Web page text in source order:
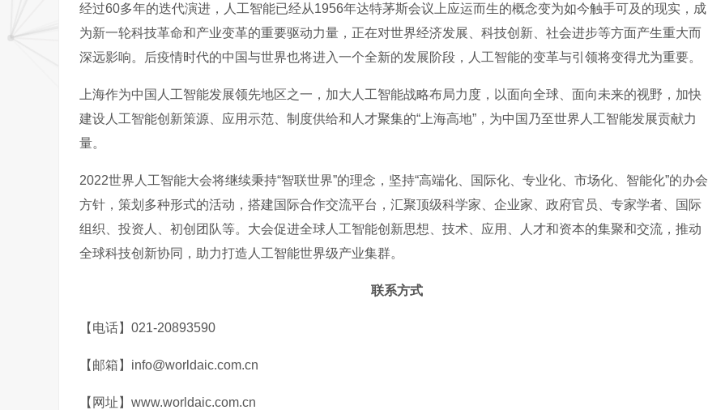
经过60多年的迭代演进，人工智能已经从1956年达特茅斯会议上应运而生的概念变为如今触手可及的现实，成
为新一轮科技革命和产业变革的重要驱动力量，正在对世界经济发展、科技创新、社会进步等方面产生重大而
深远影响。后疫情时代的中国与世界也将进入一个全新的发展阶段，人工智能的变革与引领将变得尤为重要。
上海作为中国人工智能发展领先地区之一，加大人工智能战略布局力度，以面向全球、面向未来的视野，加快
建设人工智能创新策源、应用示范、制度供给和人才聚集的“上海高地”，为中国乃至世界人工智能发展贡献力
量。
2022世界人工智能大会将继续秉持“智联世界”的理念，坚持“高端化、国际化、专业化、市场化、智能化”的办会
方针，策划多种形式的活动，搭建国际合作交流平台，汇聚顶级科学家、企业家、政府官员、专家学者、国际
组织、投资人、初创团队等。大会促进全球人工智能创新思想、技术、应用、人才和资本的集聚和交流，推动
全球科技创新协同，助力打造人工智能世界级产业集群。
联系方式
【电话】021-20893590
【邮箱】info@worldaic.com.cn
【网址】www.worldaic.com.cn